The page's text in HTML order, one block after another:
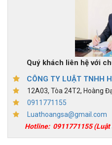
Quý khách liên hệ với
CÔNG TY LUẬT TNHH
12A03, Tòa 24T2, Hoàng
0911771155
Luathoangsa@gmail.com
Hotline: 0911771155(Luật